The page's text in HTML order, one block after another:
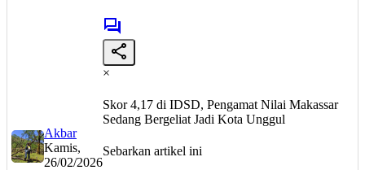
Akbar
Kamis,
26/02/2026
×
Skor 4,17 di IDSD, Pengamat Nilai Makassar
Sedang Bergeliat Jadi Kota Unggul
Sebarkan artikel ini